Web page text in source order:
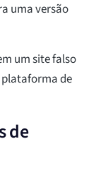
uma versão
um site falso
plataforma de
de